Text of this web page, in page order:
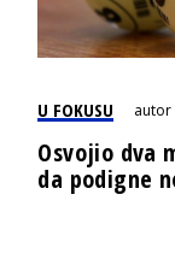
U FOKUSU autor
Osvojio dva
da podigne